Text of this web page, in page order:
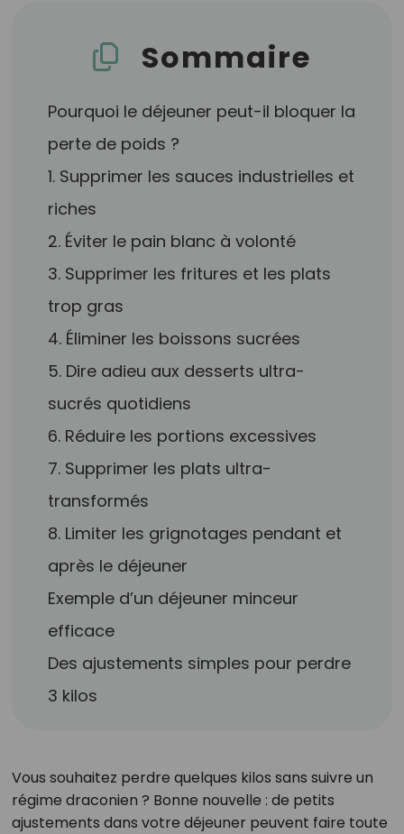
Sommaire
Pourquoi le déjeuner peut-il bloquer la
perte de poids ?
1. Supprimer les sauces industrielles et
riches
2. Éviter le pain blanc à volonté
3. Supprimer les fritures et les plats
trop gras
4. Éliminer les boissons sucrées
5. Dire adieu aux desserts ultra-
sucrés quotidiens
6. Réduire les portions excessives
7. Supprimer les plats ultra-
transformés
8. Limiter les grignotages pendant et
après le déjeuner
Exemple d’un déjeuner minceur
efficace
Des ajustements simples pour perdre
3 kilos
Vous souhaitez perdre quelques kilos sans suivre un
régime draconien ? Bonne nouvelle : de petits
ajustements dans votre déjeuner peuvent faire toute